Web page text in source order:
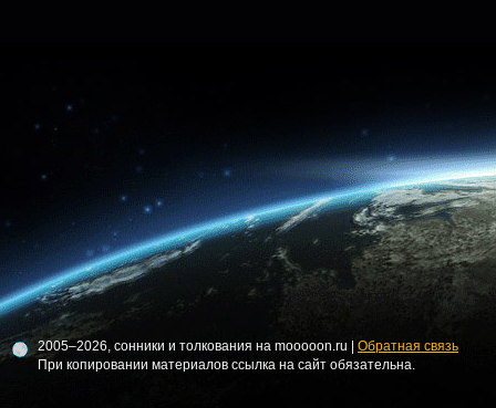
2005–2026, сонники и толкования на mooooon.ru | Обратная связь
При копировании материалов ссылка на сайт обязательна.